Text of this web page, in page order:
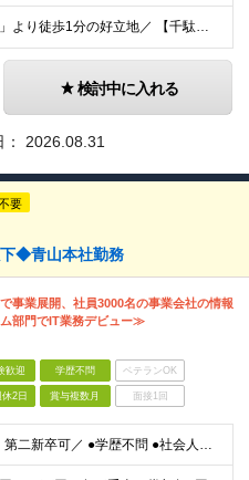
＼「千駄木駅」より徒歩1分の好立地／ 【千駄木営業所】 東京都文京区千駄木3-31-12 ワコーレ千駄木ビル4階 ☆他の拠点でも募集中！ 【関西営業所】 大阪府大阪市西区西本町1-7-21 ニシモト
検討中に入れる
2026.08.31
要
◆青山本社勤務
事業展開、社員3000名の事業会社の情報
部門でIT業務デビュー≫
歓迎 学歴不問 ベテランOK
2日 賞与複数月 面接1回
＼未経験OK！第二新卒可／ ●学歴不問 ●社会人経験をお持ちの方（年数不問） ～こんな方にオススメのポジションです～ ★コミュニケーションを大切にし、人のサポートが好きな方 ★情報システムやIT、D